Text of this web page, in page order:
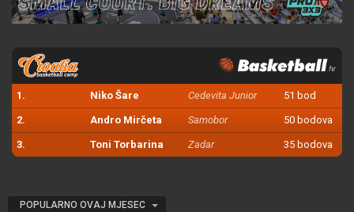
1. Niko Šare Cedevita Junior 51 bod
2. Andro Mirčeta Samobor 50 bodova
3. Toni Torbarina Zadar 35 bodova
POPULARNO OVAJ MJESEC